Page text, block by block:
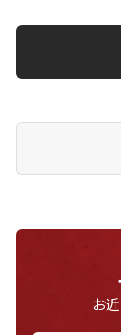
お